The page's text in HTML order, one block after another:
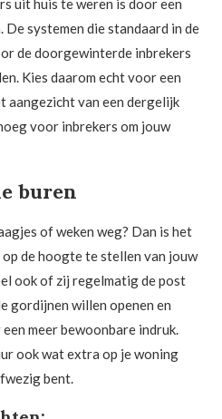
uit huis te weren is door een
systemen die standaard in de
de doorgewinterde inbrekers
Kies daarom echt voor een
aangezicht van een dergelijk
voor inbrekers om jouw
buren
of weken weg? Dan is het
de hoogte te stellen van jouw
ook of zij regelmatig de post
gordijnen willen openen en
meer bewoonbare indruk.
ook wat extra op je woning
bent.